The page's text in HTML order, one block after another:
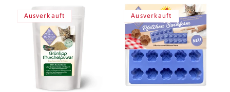
Ausverkauft Ausverkauft